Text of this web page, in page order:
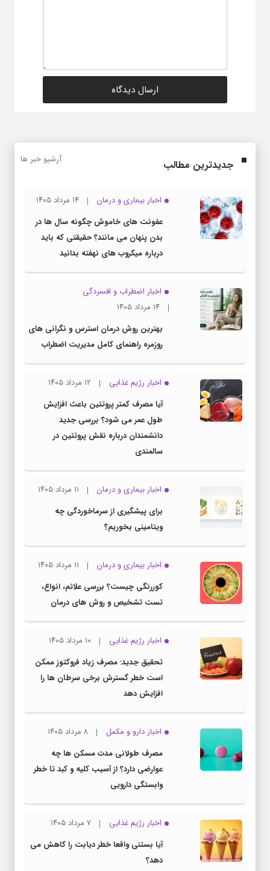
جدیدترین مطالب آرشیو خبر ها
اخبار بیماری و درمان
۱۴ مرداد ۱۴۰۵
عفونت های خاموش چگونه سال ها در
بدن پنهان می مانند؟ حقیقتی که باید
درباره میکروب های نهفته بدانید
اخبار اضطراب و افسردگی
۱۴ مرداد ۱۴۰۵
بهترین روش درمان استرس و نگرانی های
روزمره راهنمای کامل مدیریت اضطراب
اخبار رژیم غذایی
۱۲ مرداد ۱۴۰۵
آیا مصرف کمتر پروتئین باعث افزایش
طول عمر می شود؟ بررسی جدید
دانشمندان درباره نقش پروتئین در
سالمندی
اخبار بیماری و درمان
۱۱ مرداد ۱۴۰۵
برای پیشگیری از سرماخوردگی چه
ویتامینی بخوریم؟
اخبار بیماری و درمان
۱۱ مرداد ۱۴۰۵
کوررنگی چیست؟ بررسی علائم، انواع،
تست تشخیص و روش های درمان
اخبار رژیم غذایی
۱۰ مرداد ۱۴۰۵
تحقیق جدید: مصرف زیاد فروکتوز ممکن
است خطر گسترش برخی سرطان ها را
افزایش دهد
اخبار دارو و مکمل
۸ مرداد ۱۴۰۵
مصرف طولانی مدت مسکن ها چه
عوارضی دارد؟ از آسیب کلیه و کبد تا خطر
وابستگی دارویی
اخبار رژیم غذایی
۷ مرداد ۱۴۰۵
آیا بستنی واقعا خطر دیابت را کاهش می
دهد؟